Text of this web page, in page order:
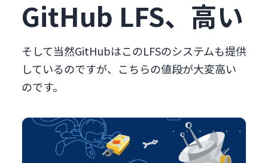
GitHub LFS、高い
そして当然GitHubはこのLFSのシステムも提供
しているのですが、こちらの値段が大変高い
のです。